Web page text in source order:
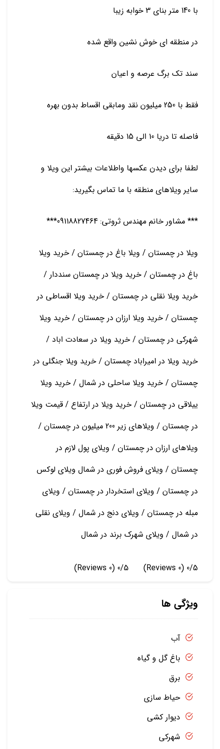
با 140 متر بنای 3 خوابه زیبا
در منطقه ای خوش نشین واقع شده
سند تک برگ عرصه و اعیان
فقط با 250 میلیون نقد ومابقی اقساط بدون بهره
فاصله تا دریا 10 الی 15 دقیقه
لطفا برای دیدن عکسها واطلاعات بیشتر این ویلا و
سایر ویلاهای منطقه با ما تماس بگیرید:
*** مشاور خانم مهندس ثروتی: 09118827464***
ویلا در چمستان / ویلا باغ در چمستان / خرید ویلا
باغ در چمستان / خرید ویلا در چمستان سنددار /
خرید ویلا نقلی در چمستان / خرید ویلا اقساطی در
چمستان / خرید ویلا ارزان در چمستان / خرید ویلا
شهرکی در چمستان / خرید ویلا در سعادت اباد /
خرید ویلا در امیراباد چمستان / خرید ویلا جنگلی در
چمستان / خرید ویلا ساحلی در شمال / خرید ویلا
ییلاقی در چمستان / خرید ویلا در ارتفاع / قیمت ویلا
در چمستان / ویلاهای زیر 200 میلیون در چمستان /
ویلاهای ارزان در چمستان / ویلای پول لازم در
چمستان / ویلای فروش فوری در شمال ویلای لوکس
در چمستان / ویلای استخردار در چمستان / ویلای
مبله در چمستان / ویلای دنج در شمال / ویلای نقلی
در شمال / ویلای شهرک برند در شمال
0/5
(0 Reviews)
0/5
(0 Reviews)
ویژگی ها
آب
باغ گل و گیاه
برق
حیاط سازی
دیوار کشی
شهرکی